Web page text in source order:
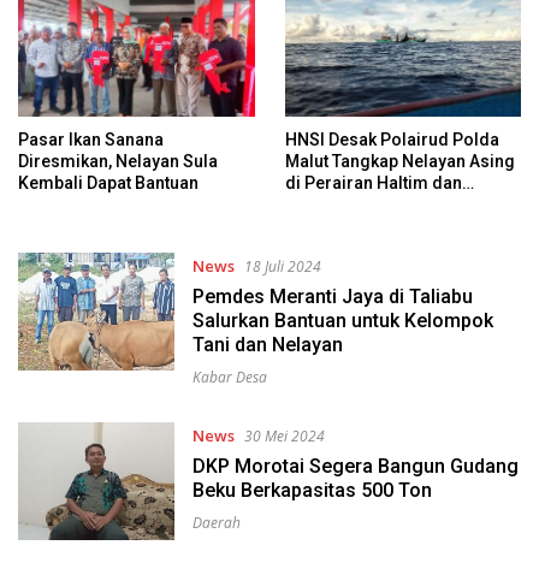
Pasar Ikan Sanana
Diresmikan, Nelayan Sula
Kembali Dapat Bantuan
HNSI Desak Polairud Polda
Malut Tangkap Nelayan Asing
di Perairan Haltim dan
News 18 Juli 2024
Pemdes Meranti Jaya di Taliabu
Salurkan Bantuan untuk Kelompok
Tani dan Nelayan
Kabar Desa
News 30 Mei 2024
DKP Morotai Segera Bangun Gudang
Beku Berkapasitas 500 Ton
Daerah